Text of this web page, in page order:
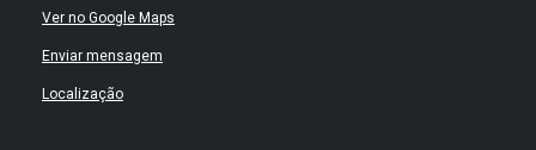
Ver no Google Maps
Enviar mensagem
Localização